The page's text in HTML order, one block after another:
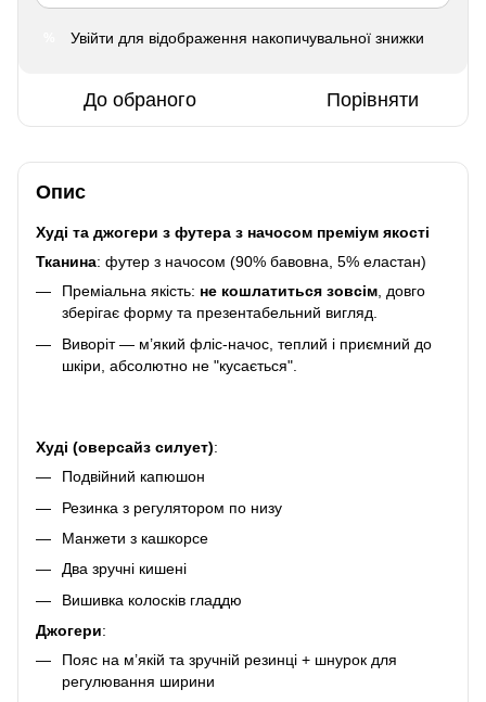
Увійти для відображення накопичувальної знижки
До обраного Порівняти
Опис
Худі та джогери з футера з начосом преміум якості
Тканина: футер з начосом (90% бавовна, 5% еластан)
Преміальна якість: не кошлатиться зовсім, довго
зберігає форму та презентабельний вигляд.
Виворіт — м’який фліс-начос, теплий і приємний до
шкіри, абсолютно не "кусається".
Худі (оверсайз силует):
Подвійний капюшон
Резинка з регулятором по низу
Манжети з кашкорсе
Два зручні кишені
Вишивка колосків гладдю
Джогери:
Пояс на м’якій та зручній резинці + шнурок для
регулювання ширини